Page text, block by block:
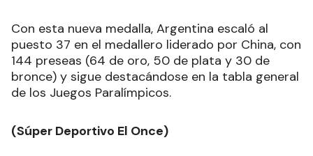
Con esta nueva medalla, Argentina escaló al
puesto 37 en el medallero liderado por China, con
144 preseas (64 de oro, 50 de plata y 30 de
bronce) y sigue destacándose en la tabla general
de los Juegos Paralímpicos.
(Súper Deportivo El Once)